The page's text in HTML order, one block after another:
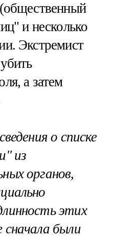
и несколько
Экстремист
а затем
о списке
из
органов,
этих
были